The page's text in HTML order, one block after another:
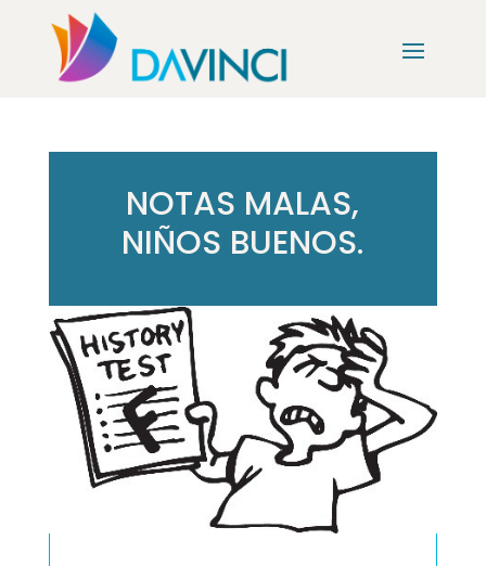
NOTAS MALAS,
NIÑOS BUENOS.